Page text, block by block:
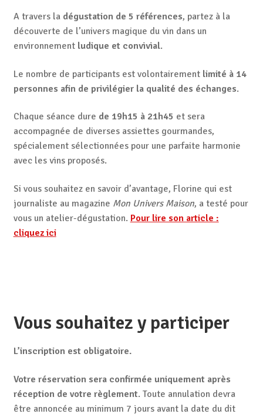
A travers la dégustation de 5 références, partez à la
découverte de l’univers magique du vin dans un
environnement ludique et convivial.
Le nombre de participants est volontairement limité à 14
personnes afin de privilégier la qualité des échanges.
Chaque séance dure de 19h15 à 21h45 et sera
accompagnée de diverses assiettes gourmandes,
spécialement sélectionnées pour une parfaite harmonie
avec les vins proposés.
Si vous souhaitez en savoir d’avantage, Florine qui est
journaliste au magazine Mon Univers Maison, a testé pour
vous un atelier-dégustation. Pour lire son article :
cliquez ici
Vous souhaitez y participer
L’inscription est obligatoire.
Votre réservation sera confirmée uniquement après
réception de votre règlement. Toute annulation devra
être annoncée au minimum 7 jours avant la date du dit